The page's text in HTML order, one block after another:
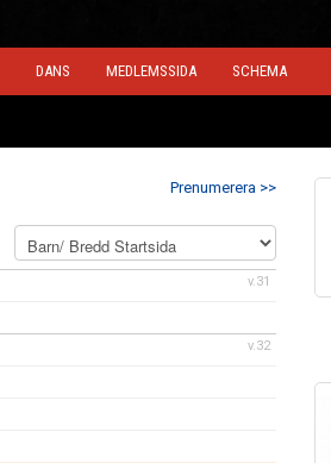
DANS MEDLEMSSIDA SCHEMA
Prenumerera >>
v.31
v.32